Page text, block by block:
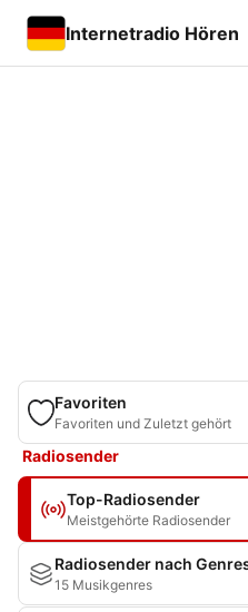
Internetradio Hören
Favoriten
Favoriten und Zuletzt gehört
Radiosender
Top-Radiosender
Meistgehörte Radiosender
Radiosender nach
15 Musikgenres